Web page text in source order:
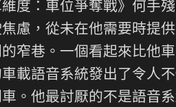
度：車位爭奪戰》何手
慮，從未在他需要時提
窄巷。一個看起來比他
載語音系統發出了令人
。他最討厭的不是語音